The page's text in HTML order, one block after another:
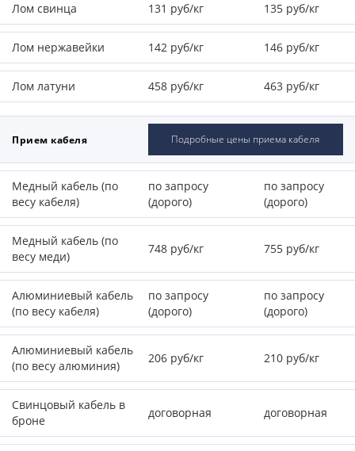
Лом свинца 131 руб/кг 135 руб/кг
Лом нержавейки 142 руб/кг 146 руб/кг
Лом латуни 458 руб/кг 463 руб/кг
Прием кабеля Подробные цены приема кабеля
Медный кабель (по
весу кабеля)
по запросу
(дорого)
по запросу
(дорого)
Медный кабель (по
весу меди)
748 руб/кг 755 руб/кг
Алюминиевый кабель
(по весу кабеля)
по запросу
(дорого)
по запросу
(дорого)
Алюминиевый кабель
(по весу алюминия)
206 руб/кг 210 руб/кг
Свинцовый кабель в
броне
договорная договорная